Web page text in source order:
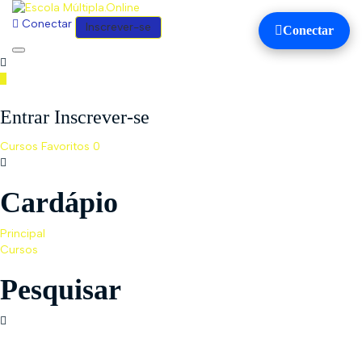
Conectar Inscrever-se
Toggle
Entrar Inscrever-se
Cursos Favoritos 0
Cardápio
Principal
Cursos
Pesquisar
Conectar